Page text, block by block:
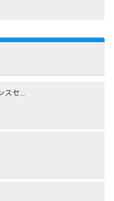
イイノホール&カンファレンスセンター